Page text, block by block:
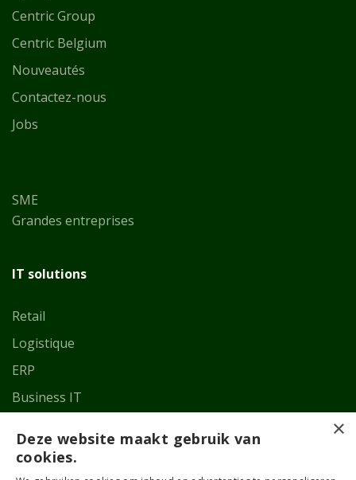
Centric Group
Centric Belgium
Nouveautés
Contactez-nous
Jobs
SME
Grandes entreprises
IT solutions
Retail
Logistique
ERP
Business IT
Mon compte
×
Deze website maakt gebruik van
cookies.